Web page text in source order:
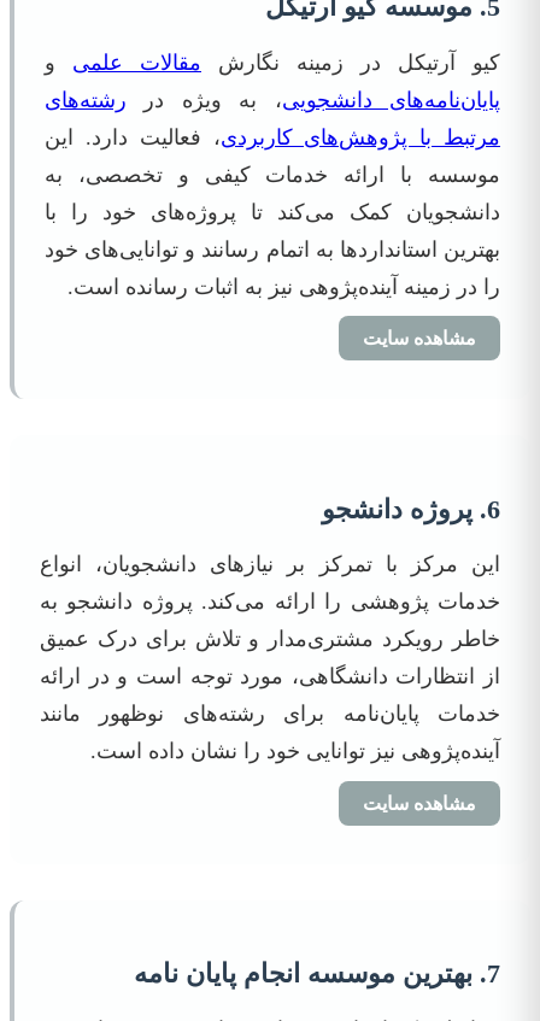
5. موسسه کیو آرتیکل
کیو آرتیکل در زمینه نگارش مقالات علمی و
پایان‌نامه‌های دانشجویی، به ویژه در رشته‌های
مرتبط با پژوهش‌های کاربردی، فعالیت دارد. این
موسسه با ارائه خدمات کیفی و تخصصی، به
دانشجویان کمک می‌کند تا پروژه‌های خود را با
بهترین استانداردها به اتمام رسانند و توانایی‌های خود
را در زمینه آینده‌پژوهی نیز به اثبات رسانده است.
مشاهده سایت
6. پروژه دانشجو
این مرکز با تمرکز بر نیازهای دانشجویان، انواع
خدمات پژوهشی را ارائه می‌کند. پروژه دانشجو به
خاطر رویکرد مشتری‌مدار و تلاش برای درک عمیق
از انتظارات دانشگاهی، مورد توجه است و در ارائه
خدمات پایان‌نامه برای رشته‌های نوظهور مانند
آینده‌پژوهی نیز توانایی خود را نشان داده است.
مشاهده سایت
7. بهترین موسسه انجام پایان نامه